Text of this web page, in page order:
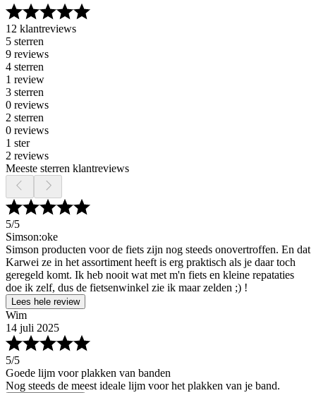
12 klantreviews
5 sterren
9 reviews
4 sterren
1 review
3 sterren
0 reviews
2 sterren
0 reviews
1 ster
2 reviews
Meeste sterren klantreviews
5/5
Simson:oke
Simson producten voor de fiets zijn nog steeds onovertroffen. En dat
Karwei ze in het assortiment heeft is erg praktisch als je daar toch
geregeld komt. Ik heb nooit wat met m'n fiets en kleine repataties
doe ik zelf, dus de fietsenwinkel zie ik maar zelden ;) !
Lees hele review
Wim
14 juli 2025
5/5
Goede lijm voor plakken van banden
Nog steeds de meest ideale lijm voor het plakken van je band.